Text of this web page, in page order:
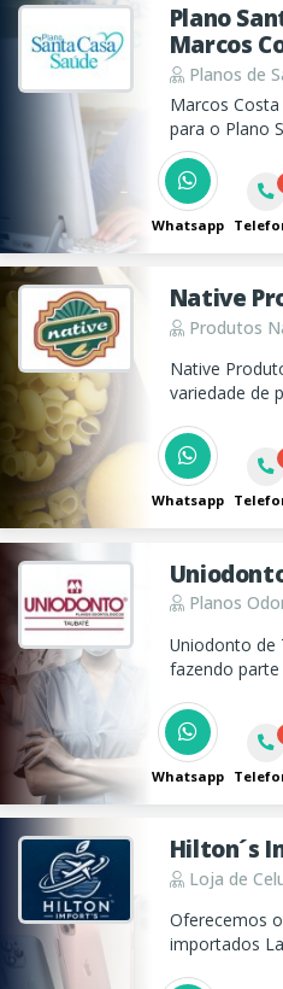
Plano
Marcos
Planos de
Marcos
para o Plano
segurança
operadora.
mais e
Whatsapp
Native
Produtos
Native
variedade de
nutricionais e
lactose.
Whatsapp
Planos
Uniodonto de
fazendo
Whatsapp
Hilton´s
Loja de
Oferecemos
importados